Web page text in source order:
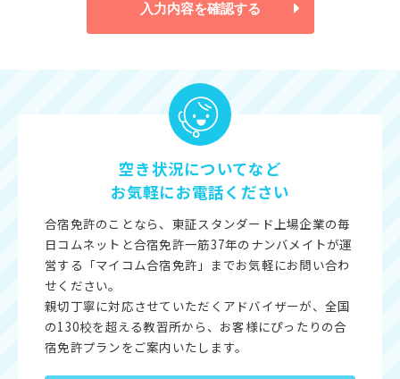
入力内容を確認する
空き状況についてなど
お気軽にお電話ください
合宿免許のことなら、東証スタンダード上場企業の毎
日コムネットと合宿免許一筋37年のナンバメイトが運
営する「マイコム合宿免許」までお気軽にお問い合わ
せください。
親切丁寧に対応させていただくアドバイザーが、全国
の130校を超える教習所から、お客様にぴったりの合
宿免許プランをご案内いたします。